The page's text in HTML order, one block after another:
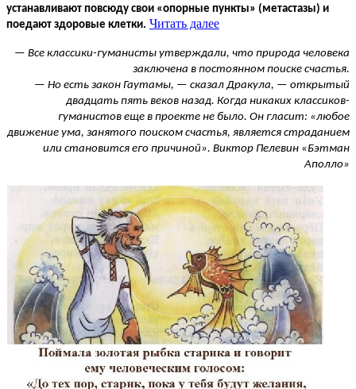
устанавливают повсюду свои «опорные пункты» (метастазы) и
поедают здоровые клетки. Читать далее
— Все классики-гуманисты утверждали, что природа человека
заключена в постоянном поиске счастья.
— Но есть закон Гаутамы, — сказал Дракула, — открытый
двадцать пять веков назад. Когда никаких классиков-
гуманистов еще в проекте не было. Он гласит: «любое
движение ума, занятого поиском счастья, является страданием
или становится его причиной». Виктор Пелевин «Бэтман
Аполло»